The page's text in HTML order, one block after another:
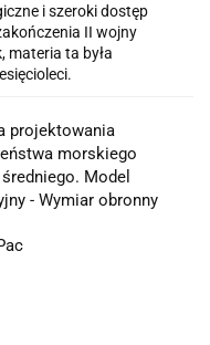
i szeroki dostęp
II wojny
materia ta była
projektowania
morskiego
Model
- Wymiar obronny